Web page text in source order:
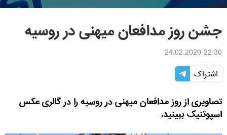
جشن روز مدافعان میهنی در روسیه
22:30 24.02.2020
اشتراک
تصاویری از روز مدافعان میهنی در روسیه را در گالری عکس
اسپوتنیک ببینید.